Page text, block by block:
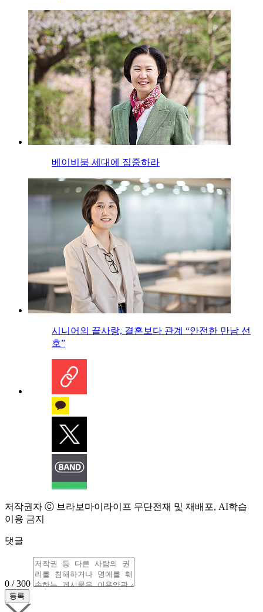
베이비붐 세대에 집중하라
시니어의 끝사랑, 결혼보다 관계 “안전한 만남 선
호”
저작권자 ⓒ 브라보마이라이프 무단전재 및 재배포, AI학습
이용 금지
댓글
0 / 300